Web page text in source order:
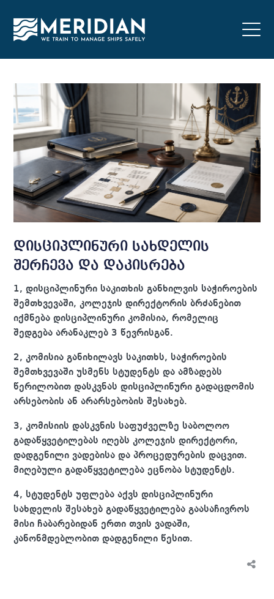
დისციპლინური სახდელის
შერჩევა და დაკისრება
1, დისციპლინური საკითხის განხილვის საჭიროების
შემთხვევაში, კოლეჯის დირექტორის ბრძანებით
იქმნება დისციპლინური კომისია, რომელიც
შედგება არანაკლებ 3 წევრისგან.
2, კომისია განიხილავს საკითხს, საჭიროების
შემთხვევაში უსმენს სტუდენტს და ამზადებს
წერილობით დასკვნას დისციპლინური გადაცდომის
არსებობის ან არარსებობის შესახებ.
3, კომისიის დასკვნის საფუძველზე საბოლოო
გადაწყვეტილებას იღებს კოლეჯის დირექტორი,
დადგენილი ვადებისა და პროცედურების დაცვით.
მიღებული გადაწყვეტილება ეცნობა სტუდენტს.
4, სტუდენტს უფლება აქვს დისციპლინური
სახდელის შესახებ გადაწყვეტილება გაასაჩივროს
მისი ჩაბარებიდან ერთი თვის ვადაში,
კანონმდებლობით დადგენილი წესით.